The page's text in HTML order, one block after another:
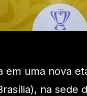
em uma nova
na sede